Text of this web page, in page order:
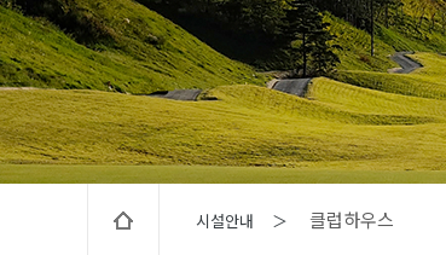
시설안내 ＞ 클럽하우스